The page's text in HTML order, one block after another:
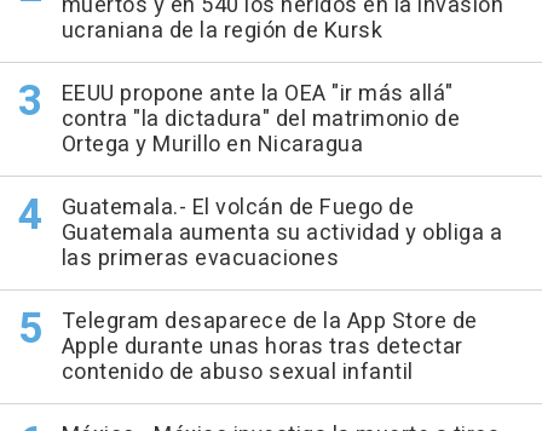
ucraniana de la región de Kursk
EEUU propone ante la OEA "ir más allá"
contra "la dictadura" del matrimonio de
Ortega y Murillo en Nicaragua
Guatemala.- El volcán de Fuego de
Guatemala aumenta su actividad y obliga a
las primeras evacuaciones
Telegram desaparece de la App Store de
Apple durante unas horas tras detectar
contenido de abuso sexual infantil